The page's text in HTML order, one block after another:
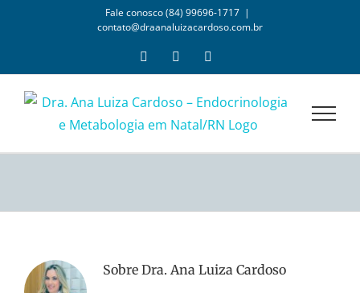
conteúdo
Fale conosco (84) 99696-1717 |
contato@draanaluizacardoso.com.br
FacebookInstagram
Sobre Dra. Ana Luiza Cardoso